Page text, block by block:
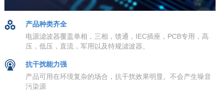
产品种类齐全
电源滤波器覆盖单相，三相，馈通，IEC插座，PCB专用，高
压，低压，直流，军用以及特规滤波器。
抗干扰能力强
产品可用在环境复杂的场合，抗干扰效果明显。不会产生噪音
污染源